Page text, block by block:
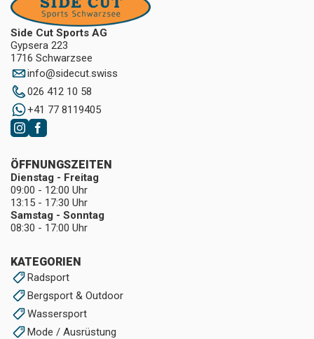
Side Cut Sports AG
Gypsera 223
1716 Schwarzsee
info@sidecut.swiss
026 412 10 58
+41 77 8119405
KATEGORIEN
Radsport
Bergsport & Outdoor
Wassersport
Mode / Ausrüstung
ÖFFNUNGSZEITEN
Dienstag - Freitag
09:00 - 12:00 Uhr
13:15 - 17:30 Uhr
Samstag - Sonntag
08:30 - 17:00 Uhr